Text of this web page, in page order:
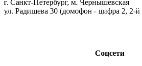
г. Санкт-Петербург, м. Чернышевская
ул. Радищева 30 (домофон - цифра 2, 2-й
Соцсети